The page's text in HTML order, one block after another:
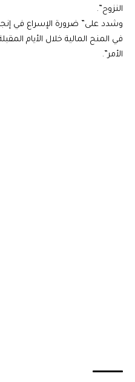
النزوح”.
وشدد على” ضرورة الإسراع في
في المنح المالية خلال الأيام
الأمر”.